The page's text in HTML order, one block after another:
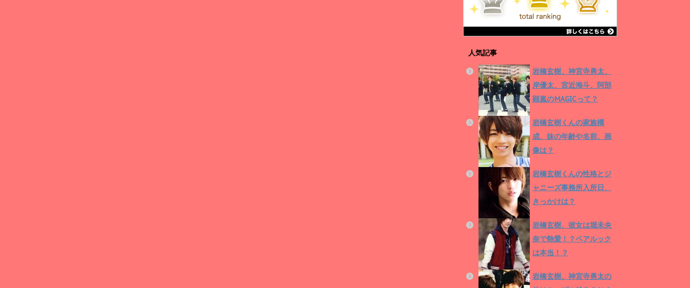
人気記事
岩橋玄樹、神宮寺勇太、
岸優太、宮近海斗、阿部
顕嵐のMAGICって？
岩橋玄樹くんの家族構
成、妹の年齢や名前、画
像は？
岩橋玄樹くんの性格とジ
ャニーズ事務所入所日、
きっかけは？
岩橋玄樹、彼女は堀未央
奈で熱愛！？ペアルック
は本当！？
岩橋玄樹、神宮寺勇太の